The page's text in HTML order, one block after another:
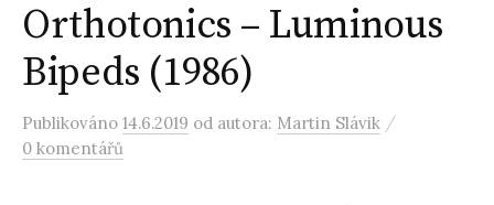
Orthotonics – Luminous
Bipeds (1986)
Publikováno 14.6.2019 od autora: Martin Slávik /
0 komentářů